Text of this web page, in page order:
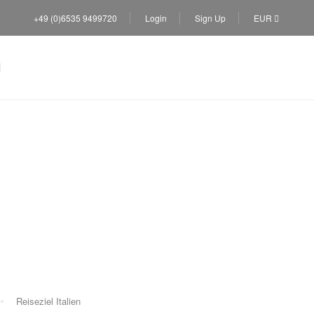
+49 (0)6535 9499720 Login Sign Up EUR
Reiseziel Italien